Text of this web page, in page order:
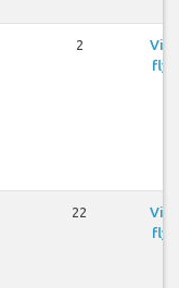
2
Visa
flyg
22
Visa
flyg